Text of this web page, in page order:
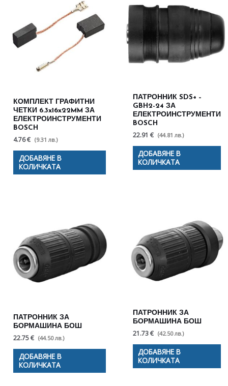
КОМПЛЕКТ ГРАФИТНИ
ЧЕТКИ 6.3x16x22MM ЗА
ЕЛЕКТРОИНСТРУМЕНТИ
BOSCH
4.76 € (9.31 лв.)
ДОБАВЯНЕ В
КОЛИЧКАТА
ПАТРОННИК SDS+ –
GBH2-24 ЗА
ЕЛЕКТРОИНСТРУМЕНТИ
BOSCH
22.91 € (44.81 лв.)
ДОБАВЯНЕ В
КОЛИЧКАТА
ПАТРОННИК ЗА
БОРМАШИНА БОШ
22.75 € (44.50 лв.)
ДОБАВЯНЕ В
КОЛИЧКАТА
ПАТРОННИК ЗА
БОРМАШИНА БОШ
21.73 € (42.50 лв.)
ДОБАВЯНЕ В
КОЛИЧКАТА